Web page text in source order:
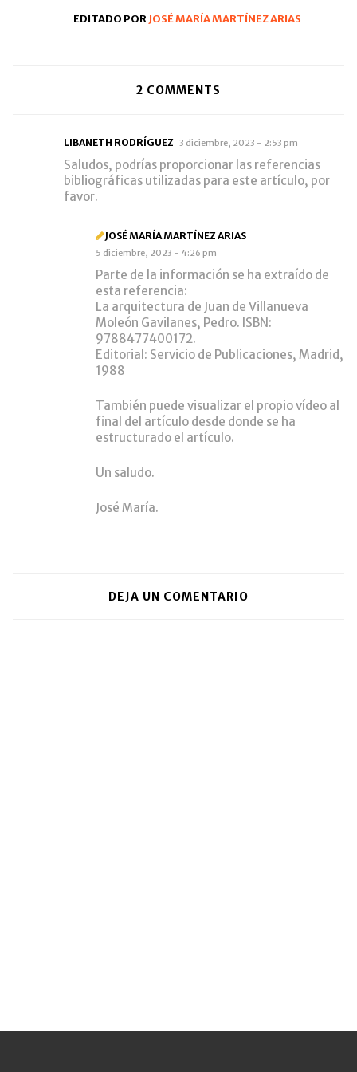
EDITADO PORJOSÉ MARÍA MARTÍNEZ ARIAS
2 COMMENTS
LIBANETH RODRÍGUEZ 3 diciembre, 2023 - 2:53 pm
Saludos, podrías proporcionar las referencias
bibliográficas utilizadas para este artículo, por
favor.
JOSÉ MARÍA MARTÍNEZ ARIAS
5 diciembre, 2023 - 4:26 pm
Parte de la información se ha extraído de
esta referencia:
La arquitectura de Juan de Villanueva
Moleón Gavilanes, Pedro. ISBN:
9788477400172.
Editorial: Servicio de Publicaciones, Madrid,
1988
También puede visualizar el propio vídeo al
final del artículo desde donde se ha
estructurado el artículo.
Un saludo.
José María.
DEJA UN COMENTARIO